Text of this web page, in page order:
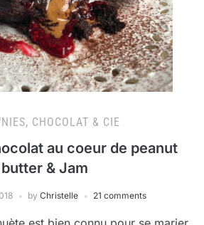
CHOCOLAT & CIE
au coeur de peanut
butter & Jam
by Christelle 21 comments